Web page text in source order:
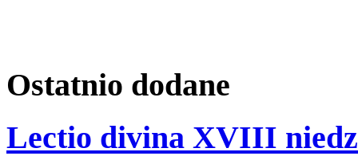
Ostatnio dodane
Lectio divina XVIII